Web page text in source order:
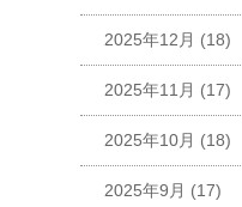
2025年12月 (18)
2025年11月 (17)
2025年10月 (18)
2025年9月 (17)